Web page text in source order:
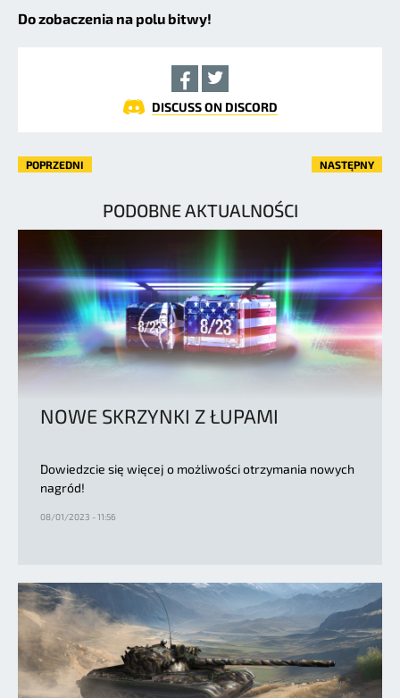
Do zobaczenia na polu bitwy!
DISCUSS ON DISCORD
POPRZEDNI NASTĘPNY
PODOBNE AKTUALNOŚCI
NOWE SKRZYNKI Z ŁUPAMI
Dowiedzcie się więcej o możliwości otrzymania nowych
nagród!
08/01/2023 - 11:56